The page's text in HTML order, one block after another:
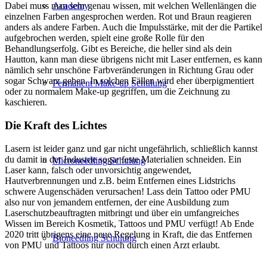
Academy
Permanent Make-up Schulung
Microneedling Schulung
Bioneedling Schulung
Dabei muss man sehr genau wissen, mit welchen Wellenlängen die
einzelnen Farben angesprochen werden. Rot und Braun reagieren
anders als andere Farben. Auch die Impulsstärke, mit der die Partikel
aufgebrochen werden, spielt eine große Rolle für den
Behandlungserfolg. Gibt es Bereiche, die heller sind als dein
Hautton, kann man diese übrigens nicht mit Laser entfernen, es kann
nämlich sehr unschöne Farbveränderungen in Richtung Grau oder
sogar Schwarz geben. In solchen Fällen wird eher überpigmentiert
oder zu normalem Make-up gegriffen, um die Zeichnung zu
kaschieren.
Die Kraft des Lichtes
Lasern ist leider ganz und gar nicht ungefährlich, schließlich kannst
du damit in der Industrie sogar feste Materialien schneiden. Ein
Laser kann, falsch oder unvorsichtig angewendet,
Hautverbrennungen und z.B. beim Entfernen eines Lidstrichs
schwere Augenschäden verursachen! Lass dein Tattoo oder PMU
also nur von jemandem entfernen, der eine Ausbildung zum
Laserschutzbeauftragten mitbringt und über ein umfangreiches
Wissen im Bereich Kosmetik, Tattoos und PMU verfügt! Ab Ende
2020 tritt übrigens eine neue Regelung in Kraft, die das Entfernen
von PMU und Tattoos nur noch durch einen Arzt erlaubt.